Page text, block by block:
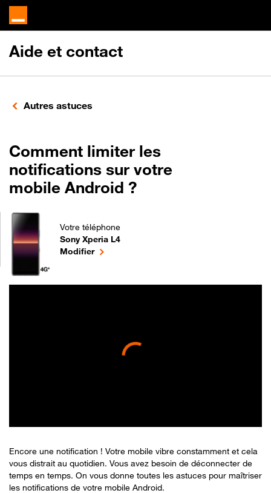
Aide et contact
Autres astuces
Comment limiter les
notifications sur votre
mobile Android ?
Votre téléphone
Sony Xperia L4
Comment limiter les notifications sur votre mobile
Modifierle téléphone sélectionné
Encore une notification ! Votre mobile vibre constamment et cela
vous distrait au quotidien. Vous avez besoin de déconnecter de
temps en temps. On vous donne toutes les astuces pour maîtriser
les notifications de votre mobile Android.